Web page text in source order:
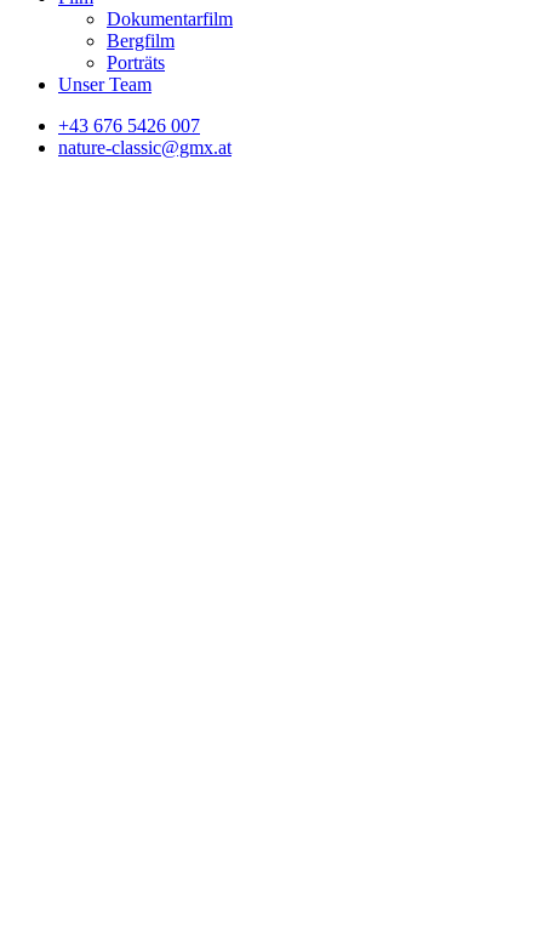
Dokumentarfilm
Bergfilm
Porträts
Unser Team
+43 676 5426 007
nature-classic@gmx.at